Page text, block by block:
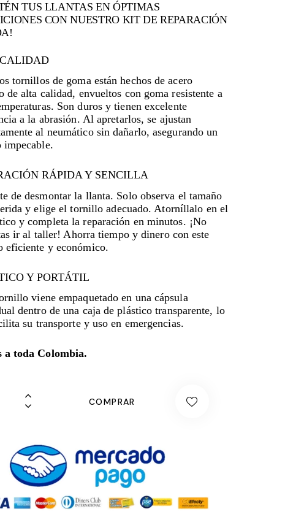
TUS LLANTAS EN ÓPTIMAS
CON NUESTRO KIT DE REPARACIÓN
tornillos de goma están hechos de acero
de alta calidad, envueltos con goma resistente a
Son duros y tienen excelente
a la abrasión. Al apretarlos, se ajustan
al neumático sin dañarlo, asegurando un
impecable.
RÁPIDA Y SENCILLA
de desmontar la llanta. Solo observa el tamaño
y elige el tornillo adecuado. Atorníllalo en el
y completa la reparación en minutos. ¡No
ir al taller! Ahorra tiempo y dinero con este
eficiente y económico.
Y PORTÁTIL
viene empaquetado en una cápsula
dentro de una caja de plástico transparente, lo
su transporte y uso en emergencias.
a toda Colombia.
COMPRAR